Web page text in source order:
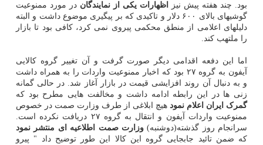
بود. چند هفته پیش نیز
اظهارات یکی از نمایندگان در مورد ممنوعیت
گوشیهای بالای ۶۰۰ دلار و تاکیدی که بر پیگیری موضوع داشت و البته
دلیلهای اعلامی از منطق محکمی پیروی نمی کرد، کافی بود تا بازار
را ملتهب کند.
اما این دفعه اقدامی دیگر صورت گرفت و آن تغییر گروه کالایی
آیفون به گروه ۲۷ بود که اخبار ممنوعیت واردات را به همراه داشت
و به دنبال آن روند افزایشی قیمت در بازار آغاز شد. در حالی گمانه
زنی ها در این رابطه ادامه داشت و مخالفت هایی مطرح بود که
گمرک ایران اعلام نمود هیچ ابلاغی از طرف وزارت صمت در خصوص
ممنوعیت واردات آیفون و انتقال به گروه ۲۷ دریافت نکرده است.
سرانجام روز گذشته(دوشنبه)وزارت صمت اطلاعیه ای منتشر نمود
که ضمن تائید جابجایی گروه این کالا این طور توضیح داد " پیرو